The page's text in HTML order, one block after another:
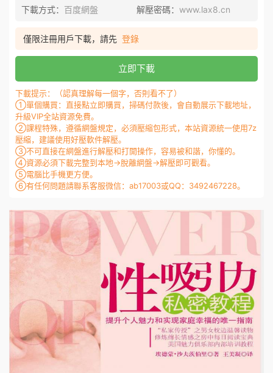
下載方式： 百度網盤 解壓密碼： www.lax8.cn
僅限注冊用戶下載，請先 登錄
立即下載
下載提示：（認真理解每一個字，否則看不了）
①單個購買：直接點立即購買，掃碼付款後，會自動展示下載地址，
升級VIP全站資源免費。
②課程特殊，遵循網盤規定，必須壓縮包形式，本站資源統一使用7z
壓縮，建議使用好壓軟件解壓。
③不可直接在網盤進行解壓和打開操作，容易被和諧，你懂的。
④資源必須下載完整到本地→脫離網盤→解壓即可觀看。
⑤電腦比手機更方便。
⑥有任何問題請聯系客服微信：ab17003或QQ：3492467228。